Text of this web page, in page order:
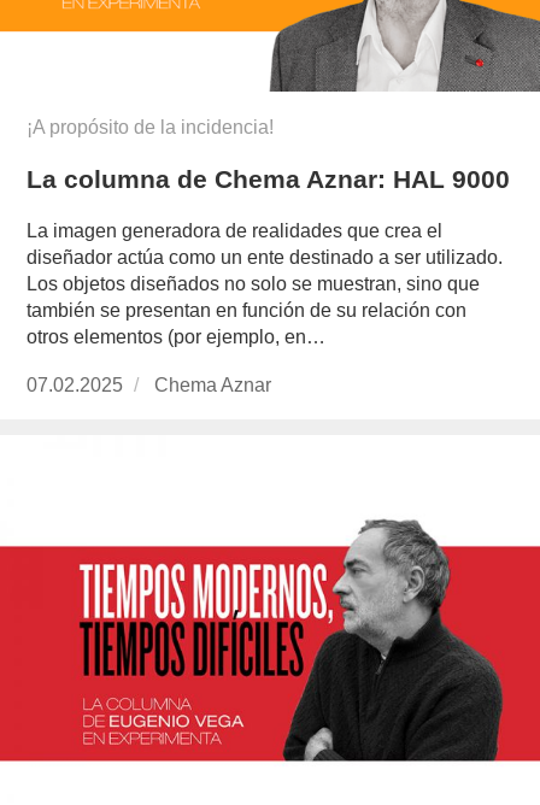
¡A propósito de la incidencia!
La columna de Chema Aznar: HAL 9000
La imagen generadora de realidades que crea el
diseñador actúa como un ente destinado a ser utilizado.
Los objetos diseñados no solo se muestran, sino que
también se presentan en función de su relación con
otros elementos (por ejemplo, en…
Publicado
07.02.2025
https://www.experimenta.es/author/chema-
Chema Aznar